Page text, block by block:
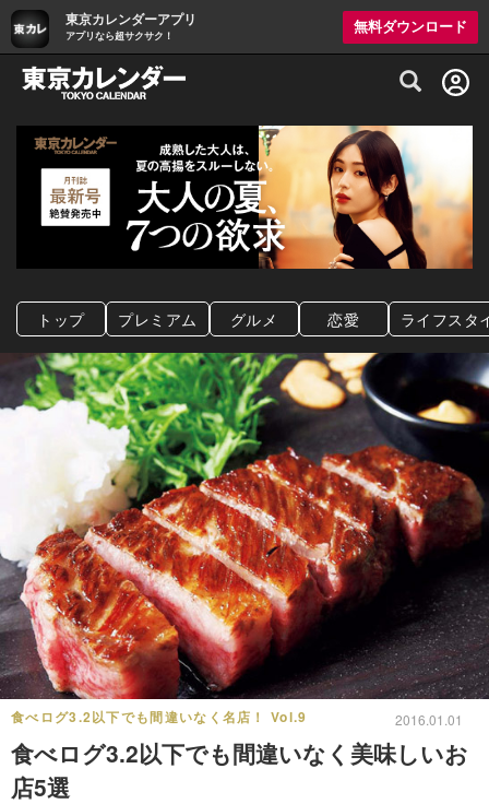
東京カレンダーアプリ
アプリなら超サクサク！
無料ダウンロード
グルメ情報・プレミアムレストラン予約
トップ プレミアム グルメ 恋愛 ライフスタ
食べログ3.2以下でも間違いなく名店！ Vol.9 2016.01.01
食べログ3.2以下でも間違いなく美味しいお
店5選